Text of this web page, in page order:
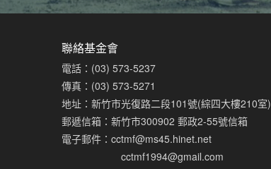
聯絡基金會
電話：(03) 573-5237
傳真：(03) 573-5271
地址：新竹市光復路二段101號(綜四大樓210室)
郵遞信箱：新竹市300902 郵政2-55號信箱
電子郵件： cctmf@ms45.hinet.net
cctmf1994@gmail.com